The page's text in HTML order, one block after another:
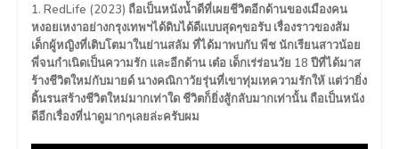
1. RedLife (2023) ถือเป็นหนังน้ำดีที่เผยชีวิตอีกด้านของเมืองคน
หงอยเหงาอย่างกรุงเทพฯได้ดิบได้ดีแบบสุดๆขอรับ เรื่องราวของส้ม
เด็กผู้หญิงที่เติบโตมาในย่านสลัม ที่ได้มาพบกับ พีช นักเรียนสาวน้อย
พี่จนกำเนิดเป็นความรัก และอีกด้าน เต๋อ เด็กเร่ร่อนวัย 18 ปีที่ได้มาส
ร้างชีวิตใหม่กับมายด์ นางคณิกาวัยรุ่นที่เขาทุ่มเทความรักให้ แต่ว่ายิ่ง
ดิ้นรนสร้างชีวิตใหม่มากเท่าใด ชีวิตก็ยิ่งสู้กลับมากเท่านั้น ถือเป็นหนัง
ดีอีกเรื่องที่น่าดูมากๆเลยล่ะครับผม